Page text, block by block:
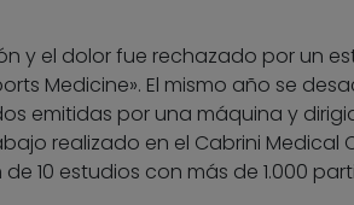
y el dolor fue rechazado por un
Medicine». El mismo año se
emitidas por una máquina y
realizado en el Cabrini Medical
10 estudios con más de 1.000